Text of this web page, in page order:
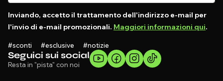
Seguici sui social
Resta in "pista" con noi
Inviando, accetto il trattamento dell'indirizzo e-mail per
l'invio di e-mail promozionali. Maggiori informazioni qui.
#sconti #esclusive #notizie